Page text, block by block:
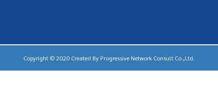
Copyright © 2020 Created By Progressive Network Consult Co.,Ltd.